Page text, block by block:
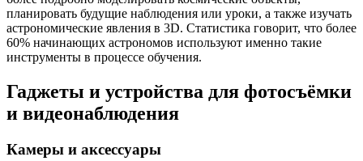
планировать будущие наблюдения или уроки, а также изучать
астрономические явления в 3D. Статистика говорит, что более
60% начинающих астрономов используют именно такие
инструменты в процессе обучения.
Гаджеты и устройства для фотосъёмки
и видеонаблюдения
Камеры и аксессуары